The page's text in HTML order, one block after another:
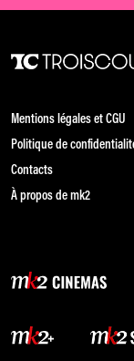
Mentions légales et CGU
Politique de
Contacts
À propos de mk2